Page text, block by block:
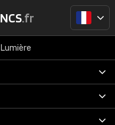
NCS.fr
Lumière